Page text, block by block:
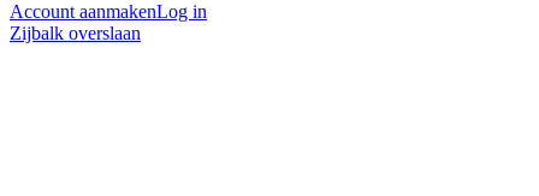
Account aanmakenLog in
Zijbalk overslaan